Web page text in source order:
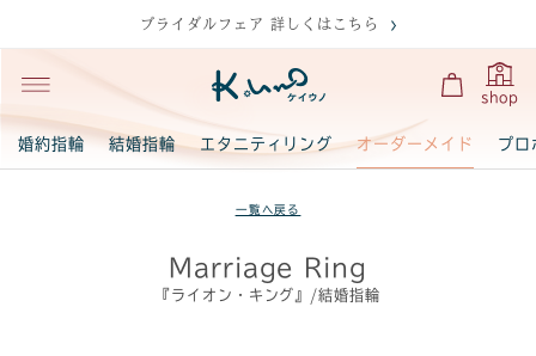
ブライダルフェア 詳しくはこちら
shop
婚約指輪 結婚指輪 エタニティリング オーダーメイド プロ
一覧へ戻る
Marriage Ring
『ライオン・キング』/結婚指輪